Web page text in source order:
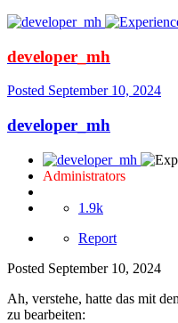
developer_mh
Posted September 10, 2024
developer_mh
Administrators
1.9k
Report
Posted September 10, 2024
Ah, verstehe, hatte das mit
zu bearbeiten: